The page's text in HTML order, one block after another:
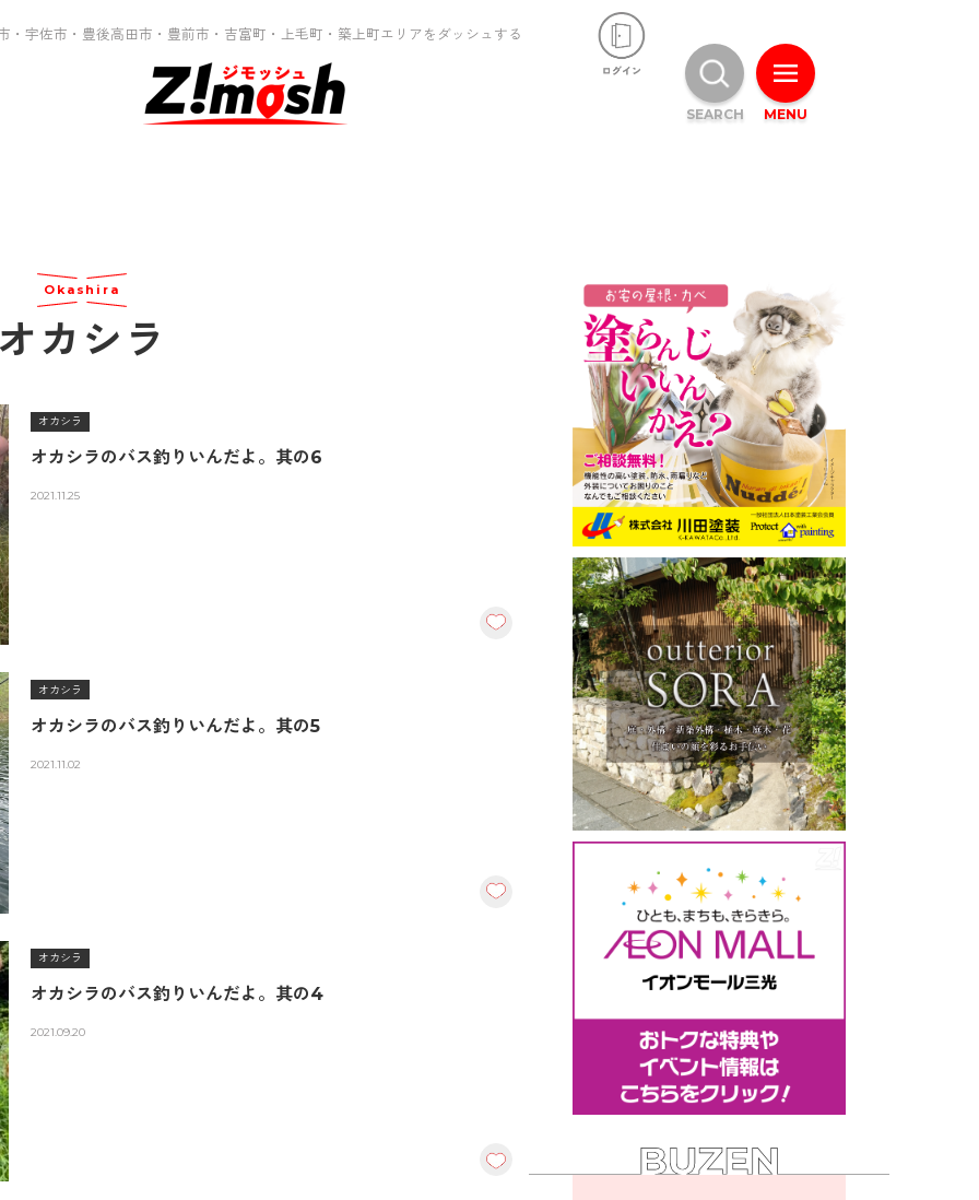
・宇佐市・豊後高田市・豊前市・吉富町・上毛町・築上町エリアをダッシュする
Okashira
カシラ
オカシラ
オカシラのバス釣りいんだよ。其の6
2021.11.25
オカシラ
オカシラのバス釣りいんだよ。其の5
2021.11.02
オカシラ
オカシラのバス釣りいんだよ。其の4
2021.09.20
MENU
SEARCH